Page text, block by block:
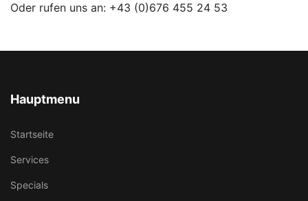
Oder rufen uns an: +43 (0)676 455 24 53
Hauptmenu
Startseite
Services
Specials